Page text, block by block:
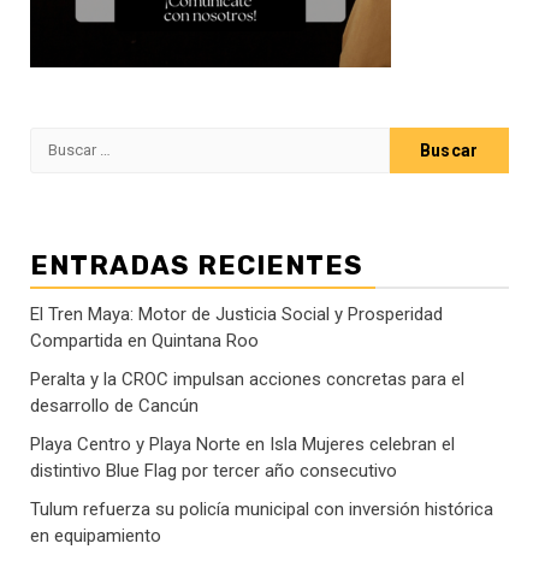
Buscar:
ENTRADAS RECIENTES
El Tren Maya: Motor de Justicia Social y Prosperidad
Compartida en Quintana Roo
Peralta y la CROC impulsan acciones concretas para el
desarrollo de Cancún
Playa Centro y Playa Norte en Isla Mujeres celebran el
distintivo Blue Flag por tercer año consecutivo
Tulum refuerza su policía municipal con inversión histórica
en equipamiento